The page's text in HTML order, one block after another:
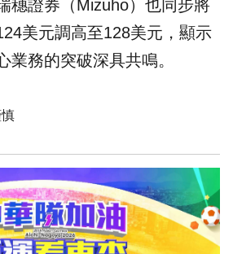
穗證券（Mizuho）也同步將
美元調高至128美元，顯示
業務的突破深具共鳴。